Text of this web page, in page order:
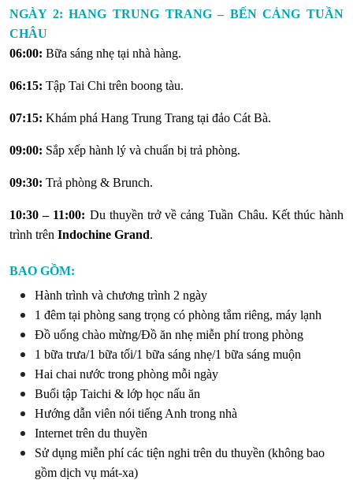
NGÀY 2: HANG TRUNG TRANG – BẾN CẢNG TUẦN
CHÂU
06:00: Bữa sáng nhẹ tại nhà hàng.
06:15: Tập Tai Chi trên boong tàu.
07:15: Khám phá Hang Trung Trang tại đảo Cát Bà.
09:00: Sắp xếp hành lý và chuẩn bị trả phòng.
09:30: Trả phòng & Brunch.
10:30 – 11:00: Du thuyền trở về cảng Tuần Châu. Kết thúc hành
trình trên Indochine Grand.
BAO GỒM:
Hành trình và chương trình 2 ngày
1 đêm tại phòng sang trọng có phòng tắm riêng, máy lạnh
Đồ uống chào mừng/Đồ ăn nhẹ miễn phí trong phòng
1 bữa trưa/1 bữa tối/1 bữa sáng nhẹ/1 bữa sáng muộn
Hai chai nước trong phòng mỗi ngày
Buổi tập Taichi & lớp học nấu ăn
Hướng dẫn viên nói tiếng Anh trong nhà
Internet trên du thuyền
Sử dụng miễn phí các tiện nghi trên du thuyền (không bao
gồm dịch vụ mát-xa)